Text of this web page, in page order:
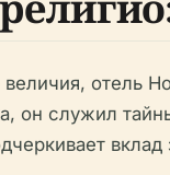
отель
он служил